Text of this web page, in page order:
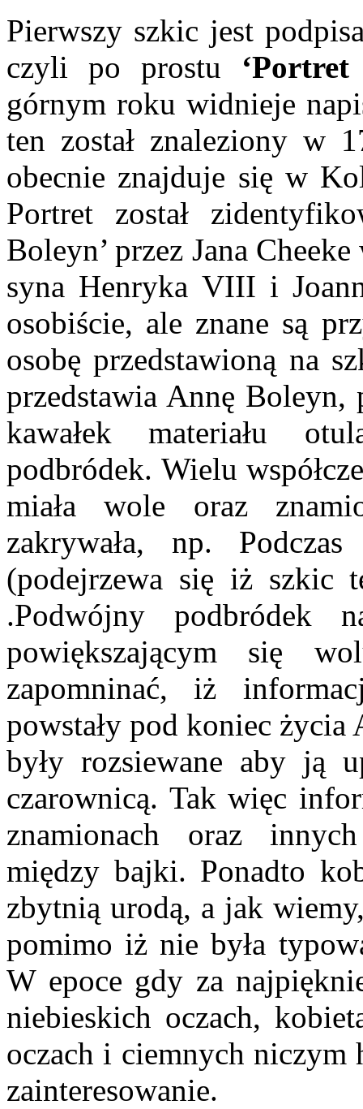
Pierwszy szkic jest
czyli po prostu
górnym roku widnieje
ten został znaleziony w
obecnie znajduje się w
Portret został
Boleyn’ przez Jana
syna Henryka VIII i
osobiście, ale znane są
osobę przedstawioną na
przedstawia Annę Boleyn,
kawałek materiału
podbródek. Wielu
miała wole oraz
zakrywała, np.
(podejrzewa się iż szkic
.Podwójny podbródek
powiększającym się
zapomninać, iż
powstały pod koniec
były rozsiewane aby ją
czarownicą. Tak więc
znamionach oraz
między bajki. Ponadto
zbytnią urodą, a jak
pomimo iż nie była
W epoce gdy za
niebieskich oczach,
oczach i ciemnych niczym
zainteresowanie.